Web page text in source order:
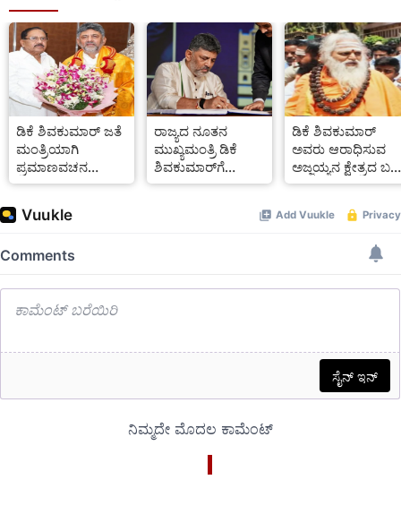
ಡಿಕೆ ಶಿವಕುಮಾರ್‌ ಜತೆ
ಮಂತ್ರಿಯಾಗಿ
ಪ್ರಮಾಣವಚನ
ಸ್ವೀಕರಿಸಿದ ಮಂತ್ರಿಗಳು
ರಾಜ್ಯದ ನೂತನ
ಮುಖ್ಯಮಂತ್ರಿ ಡಿಕೆ
ಶಿವಕುಮಾರ್‌ಗೆ
ಶುಭಹಾರೈಸಿದ ಪ್ರಧಾನಿ
ಡಿಕೆ ಶಿವಕುಮಾರ್
ಅವರು ಆರಾಧಿಸುವ
ಅಜ್ಜಯ್ಯನ ಕ್ಷೇತ್ರದ ಬಗ್ಗೆ
ಇಲ್ಲಿದೆ ಮಾಹಿತಿ